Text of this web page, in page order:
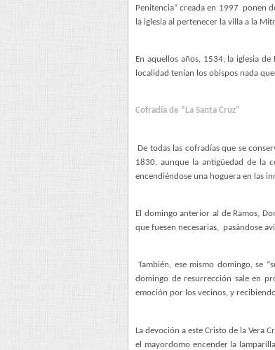
Penitencia” creada en 1997 ponen
la iglesia al pertenecer la villa a la
En aquellos años, 1534, la iglesia
localidad tenían los obispos nada
Cofradía de “La Santa Cruz”
De todas las cofradías que se
1830, aunque la antigüedad de la
encendiéndose una hoguera en las
El domingo anterior al de Ramos,
que fuesen necesarias, pasándose
También, ese mismo domingo, se
domingo de resurrección sale en
emoción por los vecinos, y
La devoción a este Cristo de la Vera
el mayordomo encender la